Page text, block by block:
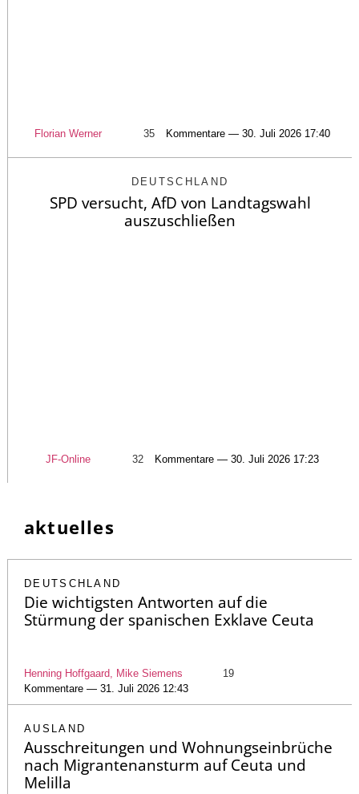
Florian Werner 35 Kommentare — 30. Juli 2026 17:40
DEUTSCHLAND
SPD versucht, AfD von Landtagswahl
auszuschließen
JF-Online 32 Kommentare — 30. Juli 2026 17:23
aktuelles
DEUTSCHLAND
Die wichtigsten Antworten auf die
Stürmung der spanischen Exklave Ceuta
Henning Hoffgaard, Mike Siemens
19
Kommentare — 31. Juli 2026 12:43
AUSLAND
Ausschreitungen und Wohnungseinbrüche
nach Migrantenansturm auf Ceuta und
Melilla